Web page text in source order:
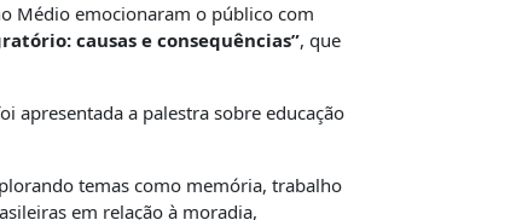
Médio emocionaram o público com
causas e consequências”, que
apresentada a palestra sobre educação
temas como memória, trabalho
em relação à moradia,